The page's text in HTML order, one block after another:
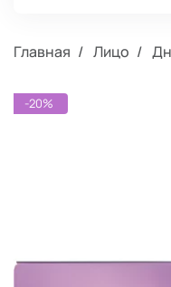
Главная Лицо
-20%